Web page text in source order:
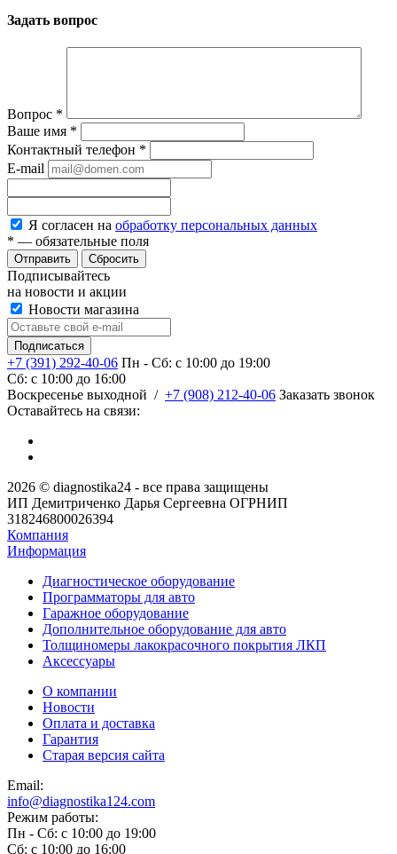
Задать вопрос
Вопрос *
Ваше имя *
Контактный телефон *
E-mail
Я согласен на обработку персональных данных
* — обязательные поля
Сбросить
Подписывайтесь
на новости и акции
Новости магазина
+7 (391) 292-40-06 Пн - Сб: c 10:00 до 19:00
Сб: c 10:00 до 16:00
​Воскресенье выходной / +7 (908) 212-40-06 Заказать звонок
Оставайтесь на связи:
2026 © diagnostika24 - все права защищены
ИП Демитриченко Дарья Сергеевна ОГРНИП
318246800026394
Компания
Информация
Диагностическое оборудование
Программаторы для авто
Гаражное оборудование
Дополнительное оборудование для авто
Толщиномеры лакокрасочного покрытия ЛКП
Аксессуары
О компании
Новости
Оплата и доставка
Гарантия
Старая версия сайта
Email:
info@diagnostika124.com
Режим работы:
Пн - Сб: c 10:00 до 19:00
Сб: c 10:00 до 16:00